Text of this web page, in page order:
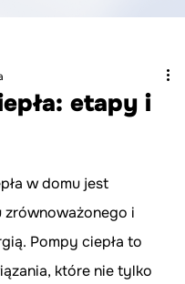
etapy i
w domu jest
zrównoważonego i
Pompy ciepła to
które nie tylko